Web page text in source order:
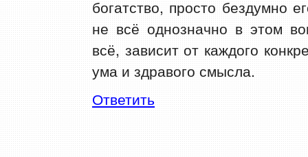
богатство, просто бездумно
не всё однозначно в этом
всё, зависит от каждого
ума и здравого смысла.
Ответить